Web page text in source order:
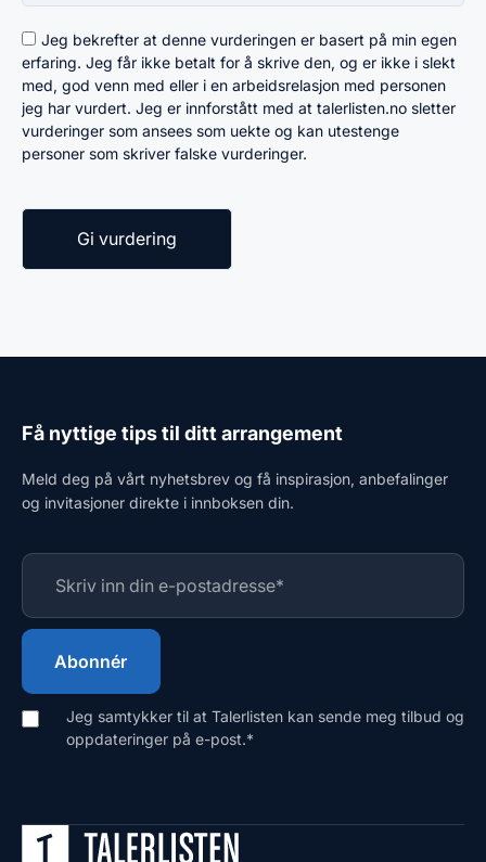
Jeg bekrefter at denne vurderingen er basert på min egen
erfaring. Jeg får ikke betalt for å skrive den, og er ikke i slekt
med, god venn med eller i en arbeidsrelasjon med personen
jeg har vurdert. Jeg er innforstått med at talerlisten.no sletter
vurderinger som ansees som uekte og kan utestenge
personer som skriver falske vurderinger.
Få nyttige tips til ditt arrangement
Meld deg på vårt nyhetsbrev og få inspirasjon, anbefalinger
og invitasjoner direkte i innboksen din.
Jeg samtykker til at Talerlisten kan sende meg tilbud og
oppdateringer på e-post.*